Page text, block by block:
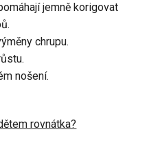
jemně korigovat
chrupu.
nošení.
rovnátka?